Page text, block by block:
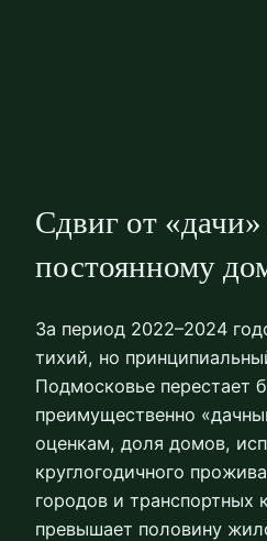
Сдвиг от
постоянному
За период 2022–2024
тихий, но
Подмосковье перестает
преимущественно
оценкам, доля домов,
круглогодичного
городов и транспортных
превышает половину